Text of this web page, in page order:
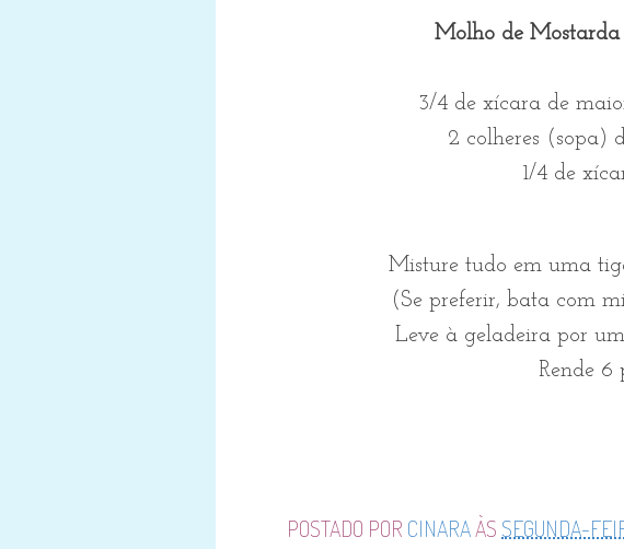
Molho de
3/4 de xícara de
2 colheres (sopa)
1/4 de
Misture tudo em uma
(Se preferir, bata com
Leve à geladeira por
Rende 6
POSTADO POR CINARAÀS SEGUNDA-